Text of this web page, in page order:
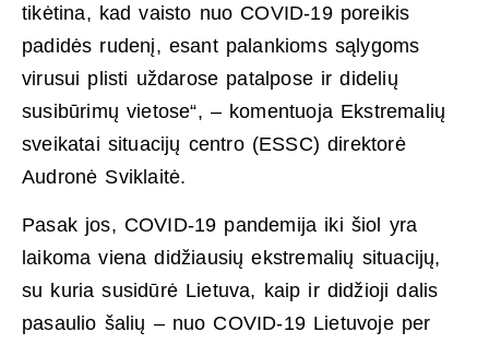
tikėtina, kad vaisto nuo COVID-19 poreikis
padidės rudenį, esant palankioms sąlygoms
virusui plisti uždarose patalpose ir didelių
susibūrimų vietose“, – komentuoja Ekstremalių
sveikatai situacijų centro (ESSC) direktorė
Audronė Sviklaitė.
Pasak jos, COVID-19 pandemija iki šiol yra
laikoma viena didžiausių ekstremalių situacijų,
su kuria susidūrė Lietuva, kaip ir didžioji dalis
pasaulio šalių – nuo COVID-19 Lietuvoje per